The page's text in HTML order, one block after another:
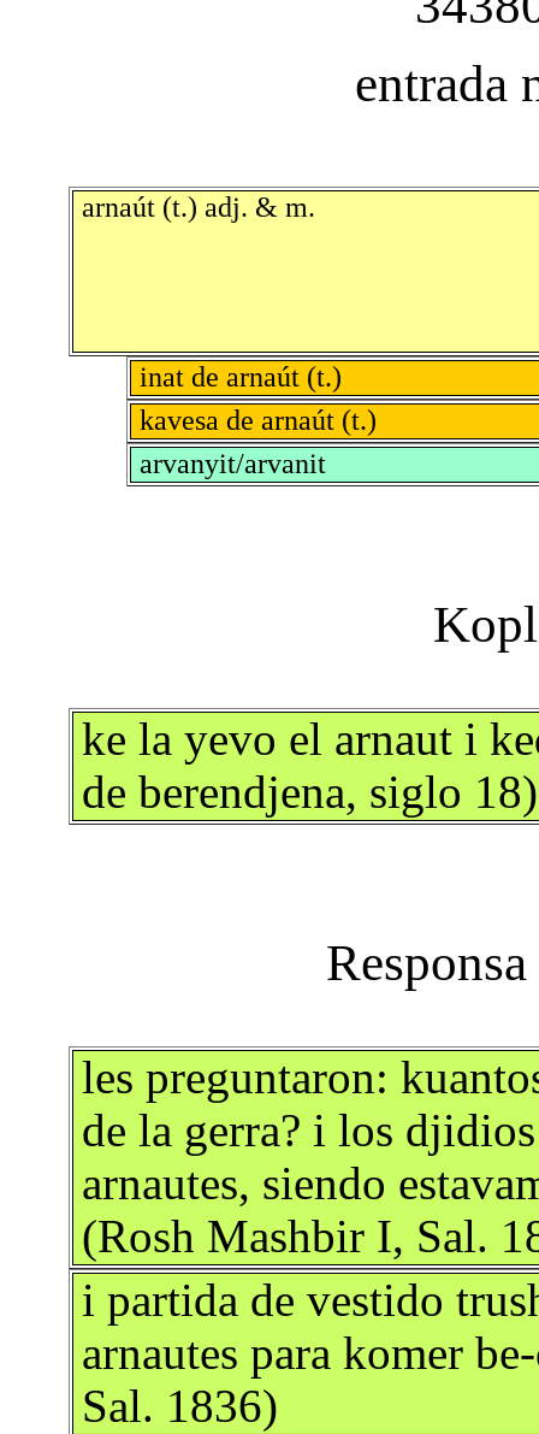
entrada
arnaút (t.) adj. & m.
inat de arnaút (t.)
kavesa de arnaút (t.)
arvanyit/arvanit
ke la yevo el arnaut i
de berendjena, siglo 18)
les preguntaron:
de la gerra? i los
arnautes, siendo
(Rosh Mashbir I, Sal.
i partida de vestido
arnautes para komer
Sal. 1836)